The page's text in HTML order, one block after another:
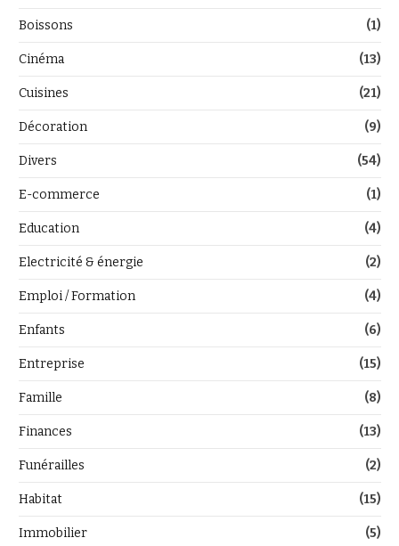
Boissons (1)
Cinéma (13)
Cuisines (21)
Décoration (9)
Divers (54)
E-commerce (1)
Education (4)
Electricité & énergie (2)
Emploi / Formation (4)
Enfants (6)
Entreprise (15)
Famille (8)
Finances (13)
Funérailles (2)
Habitat (15)
Immobilier (5)